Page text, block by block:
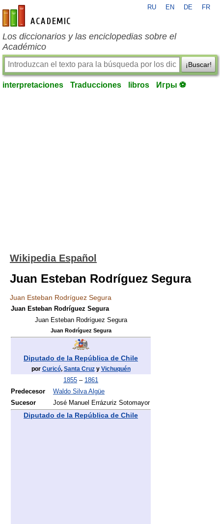
es-academic.com
RU EN DE FR
Los diccionarios y las enciclopedias sobre el
Académico
¡Buscar!
interpretaciones Traducciones libros Игры ⚽
Wikipedia Español
Juan Esteban Rodríguez Segura
Juan Esteban Rodríguez Segura
Juan Esteban Rodríguez Segura
Juan Esteban Rodríguez Segura
Juan Rodríguez Segura
Diputado de la República de Chile
por Curicó, Santa Cruzy Vichuquén
1855 – 1861
Predecesor
Waldo Silva Algüe
Sucesor
José Manuel Errázuriz Sotomayor
Diputado de la República de Chile